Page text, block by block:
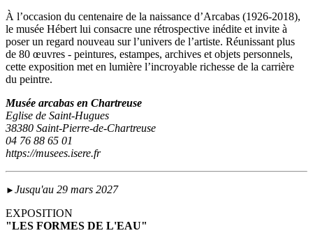
À l’occasion du centenaire de la naissance d’Arcabas (1926-2018),
le musée Hébert lui consacre une rétrospective inédite et invite à
poser un regard nouveau sur l’univers de l’artiste. Réunissant plus
de 80 œuvres - peintures, estampes, archives et objets personnels,
cette exposition met en lumière l’incroyable richesse de la carrière
du peintre.
Musée arcabas en Chartreuse
Eglise de Saint-Hugues
38380 Saint-Pierre-de-Chartreuse
04 76 88 65 01
https://musees.isere.fr
► Jusqu'au 29 mars 2027
EXPOSITION
"LES FORMES DE L'EAU"